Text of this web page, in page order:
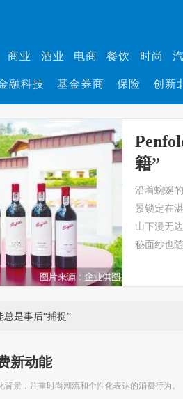
商业 酒业 电商 餐饮 时尚
融科技 基金券商 保险 创新
籍”
沿着蜿蜒
景锁定在
山下漫无
秘面纱也
总是事后“捕捉”
新动能
景，注重时尚潮流和个性化表达的消费行为。